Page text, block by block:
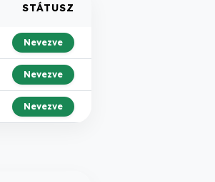
STÁTUSZ
Nevezve
Nevezve
Nevezve